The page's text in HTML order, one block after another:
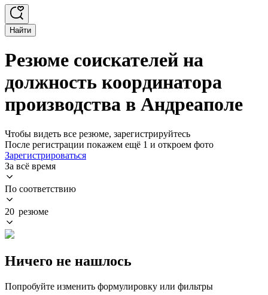
Найти
Резюме соискателей на
должность координатора
производства в Андреаполе
Чтобы видеть все резюме, зарегистрируйтесь
После регистрации покажем ещё 1 и откроем фото
Зарегистрироваться
За всё время
По соответствию
20 резюме
Ничего не нашлось
Попробуйте изменить формулировку или фильтры